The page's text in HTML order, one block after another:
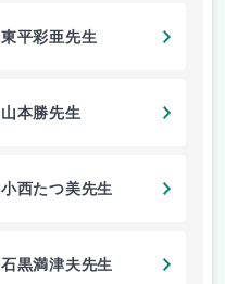
東平彩亜先生
山本勝先生
小西たつ美先生
石黒満津夫先生